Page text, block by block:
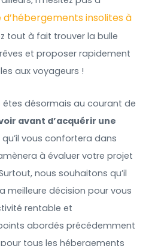
d’hébergements insolites à
tout à fait trouver la bulle
et proposer rapidement
aux voyageurs !
êtes désormais au courant de
avant d’acquérir une
qu’il vous confortera dans
à évaluer votre projet
nous souhaitons qu’il
meilleure décision pour vous
rentable et
abordés précédemment
tous les hébergements